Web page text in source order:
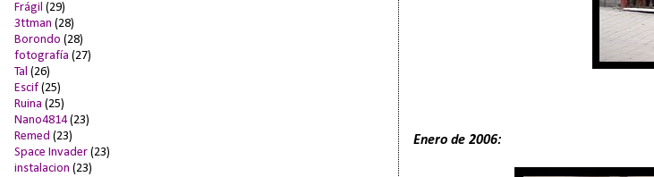
Enero de 2006:
Frágil (29)
3ttman (28)
Borondo (28)
fotografía (27)
Tal (26)
Escif (25)
Ruina (25)
Nano4814 (23)
Remed (23)
Space Invader (23)
instalacion (23)